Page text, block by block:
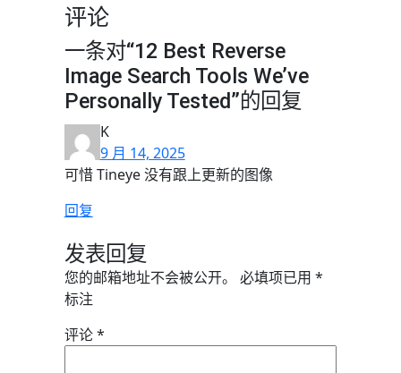
评论
一条对“12 Best Reverse
Image Search Tools We’ve
Personally Tested”的回复
K
9 月 14, 2025
可惜 Tineye 没有跟上更新的图像
回复
发表回复
您的邮箱地址不会被公开。 必填项已用 *
标注
评论*